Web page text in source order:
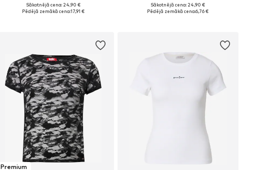
Pieejamie izmēri: XS, S, M, L, XL
Sākotnējā cena: 24,90 €
Pēdējā zemākā cena:17,91 €
Pieejamie izmēri: XS, S
Sākotnējā cena: 24,90 €
Pēdējā zemākā cena:6,76 €
Premium